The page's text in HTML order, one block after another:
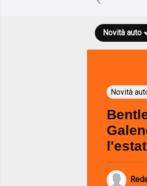
Novità auto
Novità